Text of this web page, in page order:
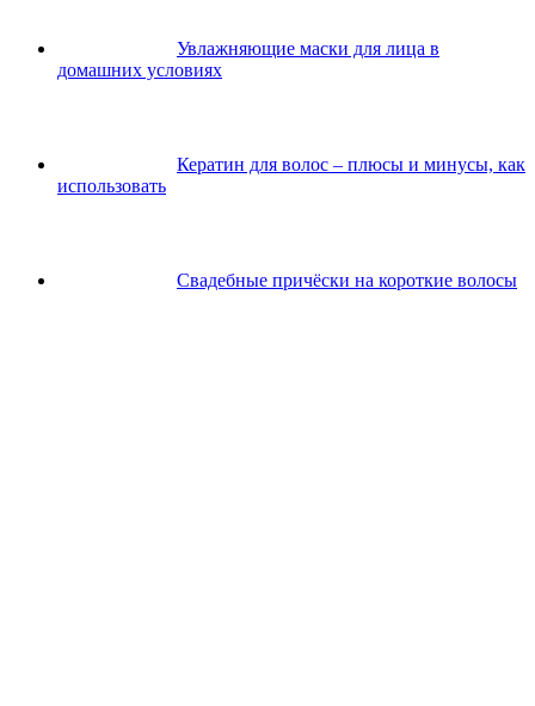
Увлажняющие маски для лица в
домашних условиях
Кератин для волос – плюсы и минусы, как
использовать
Свадебные причёски на короткие волосы